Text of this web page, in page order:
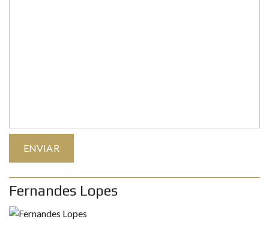
Fernandes Lopes